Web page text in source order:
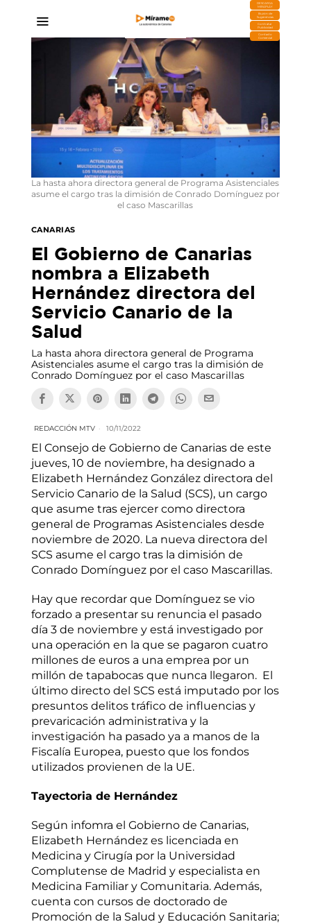
DESCARGA
MIRAPLAY
Buzón de
Sugerencias
Contratar
Publicidad
Contacto
Comercial
La hasta ahora directora general de Programa Asistenciales
asume el cargo tras la dimisión de Conrado Domínguez por
el caso Mascarillas
CANARIAS
El Gobierno de Canarias
nombra a Elizabeth
Hernández directora del
Servicio Canario de la
Salud
La hasta ahora directora general de Programa
Asistenciales asume el cargo tras la dimisión de
Conrado Domínguez por el caso Mascarillas
REDACCIÓN MTV 10/11/2022
El Consejo de Gobierno de Canarias de este
jueves, 10 de noviembre, ha designado a
Elizabeth Hernández González directora del
Servicio Canario de la Salud (SCS), un cargo
que asume tras ejercer como directora
general de Programas Asistenciales desde
noviembre de 2020. La nueva directora del
SCS asume el cargo tras la dimisión de
Conrado Domínguez por el caso Mascarillas.
Hay que recordar que Domínguez se vio
forzado a presentar su renuncia el pasado
día 3 de noviembre y está investigado por
una operación en la que se pagaron cuatro
millones de euros a una emprea por un
millón de tapabocas que nunca llegaron. El
último directo del SCS está imputado por los
presuntos delitos tráfico de influencias y
prevaricación administrativa y la
investigación ha pasado ya a manos de la
Fiscalía Europea, puesto que los fondos
utilizados provienen de la UE.
Tayectoria de Hernández
Según infomra el Gobierno de Canarias,
Elizabeth Hernández es licenciada en
Medicina y Cirugía por la Universidad
Complutense de Madrid y especialista en
Medicina Familiar y Comunitaria. Además,
cuenta con cursos de doctorado de
Promoción de la Salud y Educación Sanitaria;